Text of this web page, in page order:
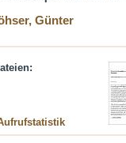
Günter